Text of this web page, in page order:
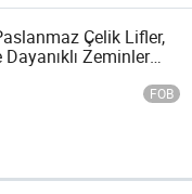
Çelik Lifler,
Dayanıklı Zeminler
FOB